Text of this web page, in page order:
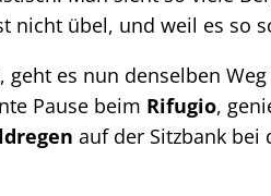
nicht übel, und weil es so
es nun denselben
Pause beim Rifugio,
auf der Sitzbank